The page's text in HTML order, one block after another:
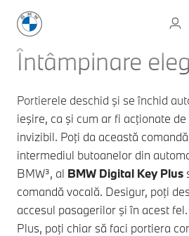
Întâmpinare
Portierele deschid şi se închid
ieşire, ca şi cum ar fi acţionate
invizibil. Poţi da această
intermediul butoanelor din
BMW³, al BMW Digital Key Plus
comandă vocală. Desigur, poţi
accesul pasagerilor şi în acest
Plus, poţi chiar să faci portiera